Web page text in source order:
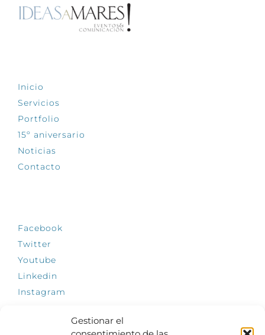
Gestionar el
Inicio
Servicios
Portfolio
15º aniversario
Noticias
Contacto
Facebook
Twitter
Youtube
Linkedin
Instagram